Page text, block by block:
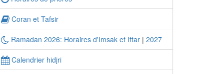
Coran et Tafsir
Ramadan 2026: Horaires d'Imsak et Iftar | 2027
Calendrier hidjri